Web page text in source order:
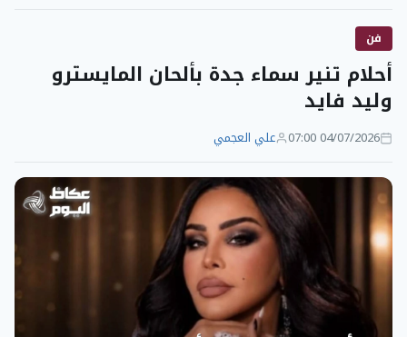
فن
أحلام تنير سماء جدة بألحان المايسترو
وليد فايد
04/07/2026 07:00 علي العجمي